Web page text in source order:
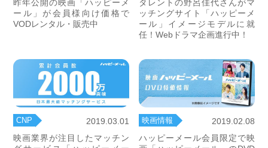
昨年公開の映画「ハッピーメ
ール」が会員様向け価格で
VODレンタル・販売中
タレントの野呂佳代さんがマ
ッチングサイト「ハッピーメ
ール」イメージモデルに就
任！Webドラマ企画進行中！
CNP
2019.03.01
映画業界が注目したマッチン
映画情報
2019.02.08
ハッピーメール会員限定で映